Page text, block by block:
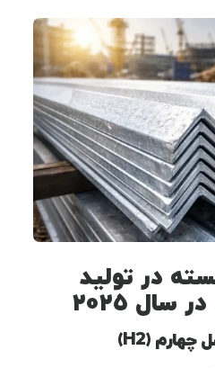
در تولید
۲۰۲۵